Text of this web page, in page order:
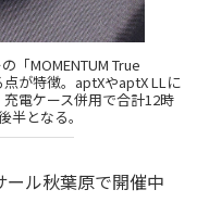
「MOMENTUM True
が特徴。aptXやaptX LLに
電ケース併用で合計12時
半となる。
ル秋葉原で開催中